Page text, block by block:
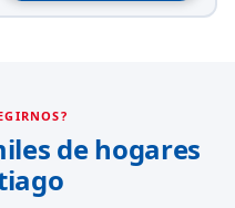
de hogares